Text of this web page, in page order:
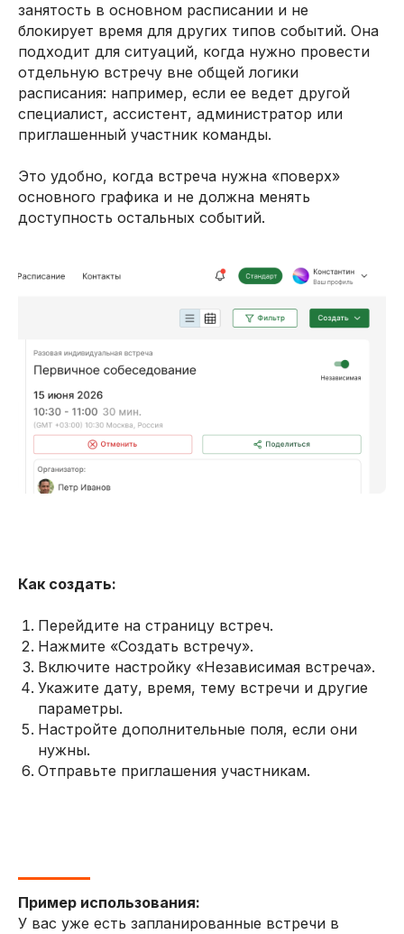
занятость в основном расписании и не
блокирует время для других типов событий. Она
подходит для ситуаций, когда нужно провести
отдельную встречу вне общей логики
расписания: например, если ее ведет другой
специалист, ассистент, администратор или
приглашенный участник команды.
Это удобно, когда встреча нужна «поверх»
основного графика и не должна менять
доступность остальных событий.
Как создать:
Перейдите на страницу встреч.
Нажмите «Создать встречу».
Включите настройку «Независимая встреча».
Укажите дату, время, тему встречи и другие
параметры.
Настройте дополнительные поля, если они
нужны.
Отправьте приглашения участникам.
Пример использования:
У вас уже есть запланированные встречи в